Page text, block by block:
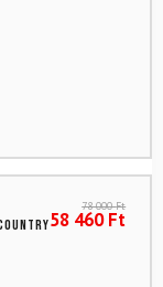
78 000Ft
58 460Ft